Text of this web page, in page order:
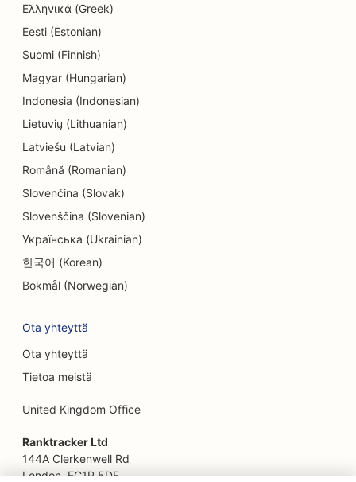
SEO elektroniikkakaupoille
SEO endodontologeille
SEO for Entertainment &amp; Recreation
SEO insinööritoimistoille
EO etnisille ravintoloille
SEO pakohuoneita varten
SEO kasvojenkohotuspalveluille
SEO Farm-to-Table-ravintoloille
SEO rahoituspalveluille
SEO Fine Dining -ravintoloille
SEO pikaruokaravintoloille
SEO kukkakaupoille
SEO ruokakeskuksille
Ελληνικά (Greek)
Eesti (Estonian)
Suomi (Finnish)
Magyar (Hungarian)
Indonesia (Indonesian)
Lietuvių (Lithuanian)
Latviešu (Latvian)
Română (Romanian)
Slovenčina (Slovak)
Slovenščina (Slovenian)
Українська (Ukrainian)
한국어 (Korean)
Bokmål (Norwegian)
Ota yhteyttä
Ota yhteyttä
Tietoa meistä
United Kingdom Office
Ranktracker Ltd
144A Clerkenwell Rd
London, EC1R 5DF